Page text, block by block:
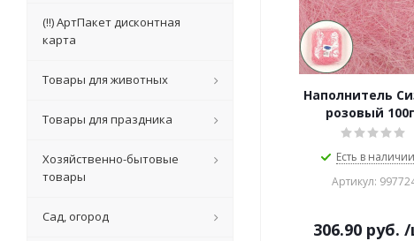
Наполнитель
розовый
Есть в
Артикул:
306.90руб. /
(!!) АртПакет дисконтная
карта
Товары для животных
Товары для праздника
Хозяйственно-бытовые
товары
Сад, огород